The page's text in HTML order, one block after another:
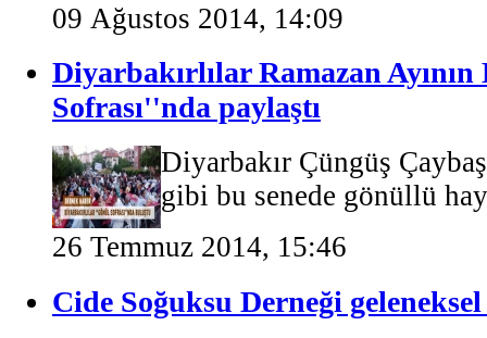
09 Ağustos 2014, 14:09
Diyarbakırlılar Ramazan
Sofrası''nda paylaştı
Diyarbakır Çüngüş
gibi bu senede gönüllü
26 Temmuz 2014, 15:46
Cide Soğuksu Derneği